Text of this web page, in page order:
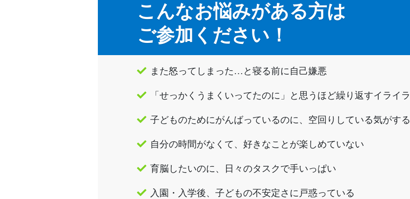
こんなお悩みがある方は
ご参加ください！
また怒ってしまった…と寝る前に自己嫌悪
「せっかくうまくいってたのに」と思うほど繰り返すイライラ
子どものためにがんばっているのに、空回りしている気がする
自分の時間がなくて、好きなことが楽しめていない
育脳したいのに、日々のタスクで手いっぱい
入園・入学後、子どもの不安定さに戸惑っている